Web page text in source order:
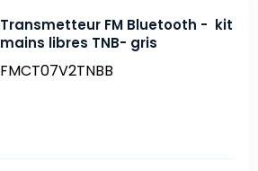
Transmetteur FM Bluetooth - kit
mains libres TNB- gris
FMCT07V2TNBB